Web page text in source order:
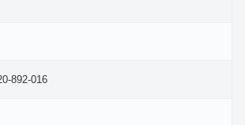
892-016